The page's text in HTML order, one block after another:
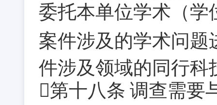
委托本单位学术（学
案件涉及的学术问题
件涉及领域的同行科
第十八条 调查需要